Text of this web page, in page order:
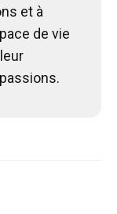
et à
de vie